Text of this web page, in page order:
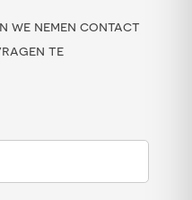
we nemen contact
te